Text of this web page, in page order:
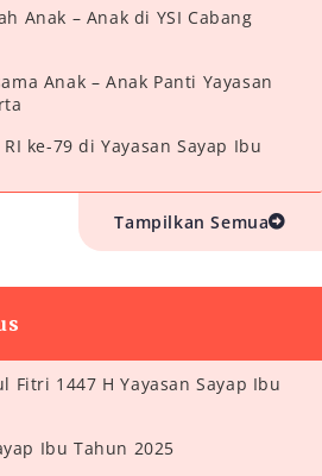
Anak – Anak di YSI Cabang
Anak – Anak Panti Yayasan
ke-79 di Yayasan Sayap Ibu
Tampilkan Semua
Fitri 1447 H Yayasan Sayap Ibu
Ibu Tahun 2025